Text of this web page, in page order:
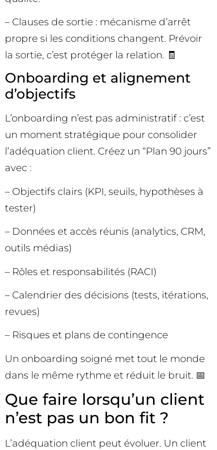
– Clauses de sortie : mécanisme d’arrêt
propre si les conditions changent. Prévoir
la sortie, c’est protéger la relation. 🧾
Onboarding et alignement
d’objectifs
L’onboarding n’est pas administratif : c’est
un moment stratégique pour consolider
l’adéquation client. Créez un “Plan 90 jours”
avec :
– Objectifs clairs (KPI, seuils, hypothèses à
tester)
– Données et accès réunis (analytics, CRM,
outils médias)
– Rôles et responsabilités (RACI)
– Calendrier des décisions (tests, itérations,
revues)
– Risques et plans de contingence
Un onboarding soigné met tout le monde
dans le même rythme et réduit le bruit. 📅
Que faire lorsqu’un client
n’est pas un bon fit ?
L’adéquation client peut évoluer. Un client